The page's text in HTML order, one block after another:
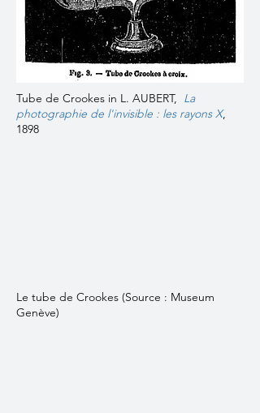
Tube de Crookes in L. AUBERT, La
photographie de l'invisible : les rayons X,
1898
Le tube de Crookes (Source : Museum
Genève)